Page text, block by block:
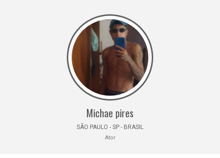
Michae pires
SÃO PAULO - SP - BRASIL
Ator